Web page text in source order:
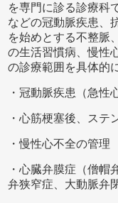
を専門に診る診療科
などの冠動脈疾患、
を始めとする不整脈
の生活習慣病、慢性
の診療範囲を具体的
・冠動脈疾患（急性
・心筋梗塞後、ステ
・慢性心不全の管理
・心臓弁膜症（僧帽
弁狭窄症、大動脈弁